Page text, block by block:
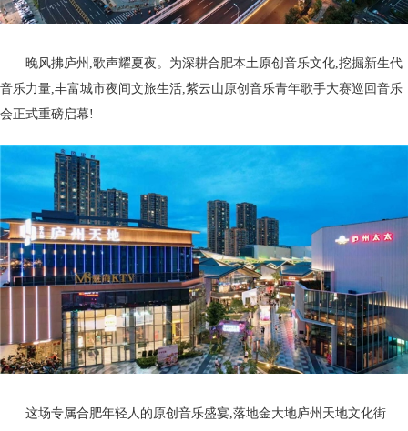
晚风拂庐州,歌声耀夏夜。为深耕合肥本土原创音乐文化,挖掘新生代
音乐力量,丰富城市夜间文旅生活,紫云山原创音乐青年歌手大赛巡回音乐
会正式重磅启幕!
这场专属合肥年轻人的原创音乐盛宴,落地金大地庐州天地文化街